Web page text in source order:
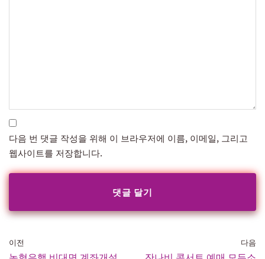
다음 번 댓글 작성을 위해 이 브라우저에 이름, 이메일, 그리고
웹사이트를 저장합니다.
이전 다음